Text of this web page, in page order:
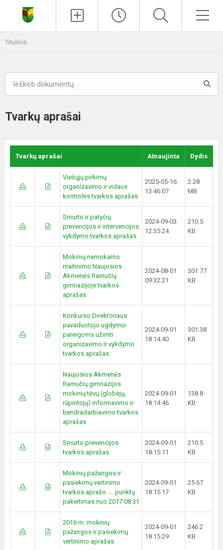
Titulinis
Tvarkų aprašai
Tvarkų aprašai Atnaujinta Dydis
Viešųjų pirkimų
organizavimo ir vidaus
kontrolės tvarkos aprašas
2025-05-16
13:46:07
2.28
MB
Smurto ir patyčių
prevencijos ir intervencijos
vykdymo tvarkos aprašas
2024-09-03
12:35:24
210.5
KB
Mokinių nemokamo
maitinimo Naujosios
Akmenės Ramučių
gimnazijoje tvarkos
aprašas
2024-08-01
09:32:21
301.77
KB
Konkurso Direktoriaus
pavaduotojo ugdymui
pareigoms užimti
organizavimo ir vykdymo
tvarkos aprašas
2024-09-01
18:14:40
301.38
KB
Naujosios Akmenės
Ramučių gimnazijos
mokinių tėvų (globėjų,
rūpintojų) informavimo ir
bendradarbiavimo tvarkos
aprašas
2024-09-01
18:14:46
138.8
KB
Smurto prevencijos
tvarkos aprašas
2024-09-01
18:15:11
210.5
KB
Mokinių pažangos ir
pasiekimų vertinimo
tvarkos aprašo .... punktų
pakeitimas nuo 2017 08 31
2024-09-01
18:15:17
25.67
KB
2016 m. mokinių
pažangos ir pasiekimų
vertinimo aprašas
2024-09-01
18:15:29
246.2
KB